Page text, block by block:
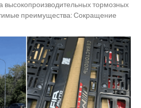
высокопроизводительных тормозных
преимущества: Сокращение